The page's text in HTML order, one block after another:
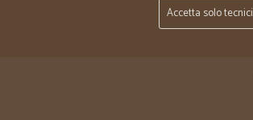
Accetta solo tecnici